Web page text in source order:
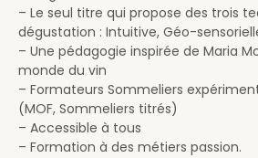
– Le seul titre qui propose des trois
dégustation : Intuitive, Géo-
– Une pédagogie inspirée de Maria
monde du vin
– Formateurs Sommeliers
(MOF, Sommeliers titrés)
– Accessible à tous
– Formation à des métiers passion.